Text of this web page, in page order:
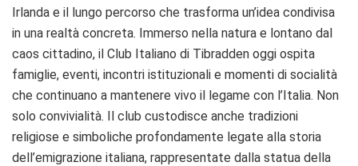
Irlanda e il lungo percorso che trasforma un’idea condivisa
in una realtà concreta. Immerso nella natura e lontano dal
caos cittadino, il Club Italiano di Tibradden oggi ospita
famiglie, eventi, incontri istituzionali e momenti di socialità
che continuano a mantenere vivo il legame con l’Italia. Non
solo convivialità. Il club custodisce anche tradizioni
religiose e simboliche profondamente legate alla storia
dell’emigrazione italiana, rappresentate dalla statua della